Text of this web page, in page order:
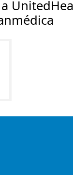
a